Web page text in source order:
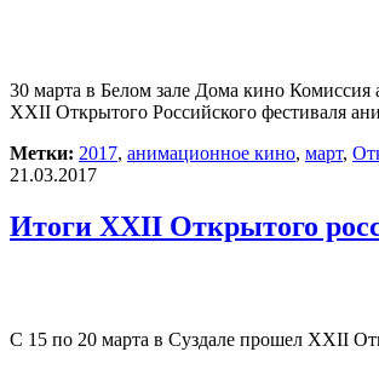
30 марта в Белом зале Дома кино
XXII Открытого Российского фестиваля
Метки: 2017, анимационное кино, март,
21.03.2017
Итоги XXII Открытого
С 15 по 20 марта в Суздале прошел XXII